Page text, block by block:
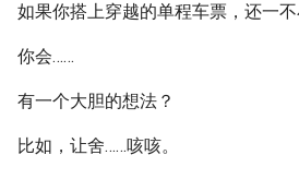
如果你搭上穿越的单程车票，还一不
你会……
有一个大胆的想法？
比如，让舍……咳咳。